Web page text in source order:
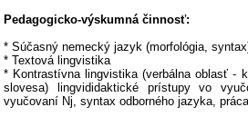
Pedagogicko-výskumná činnosť:
* Súčasný nemecký jazyk (morfológia,
* Textová lingvistika
* Kontrastívna lingvistika (verbálna oblasť -
slovesa) lingvididaktické prístupy vo
vyučovaní Nj, syntax odborného jazyka,